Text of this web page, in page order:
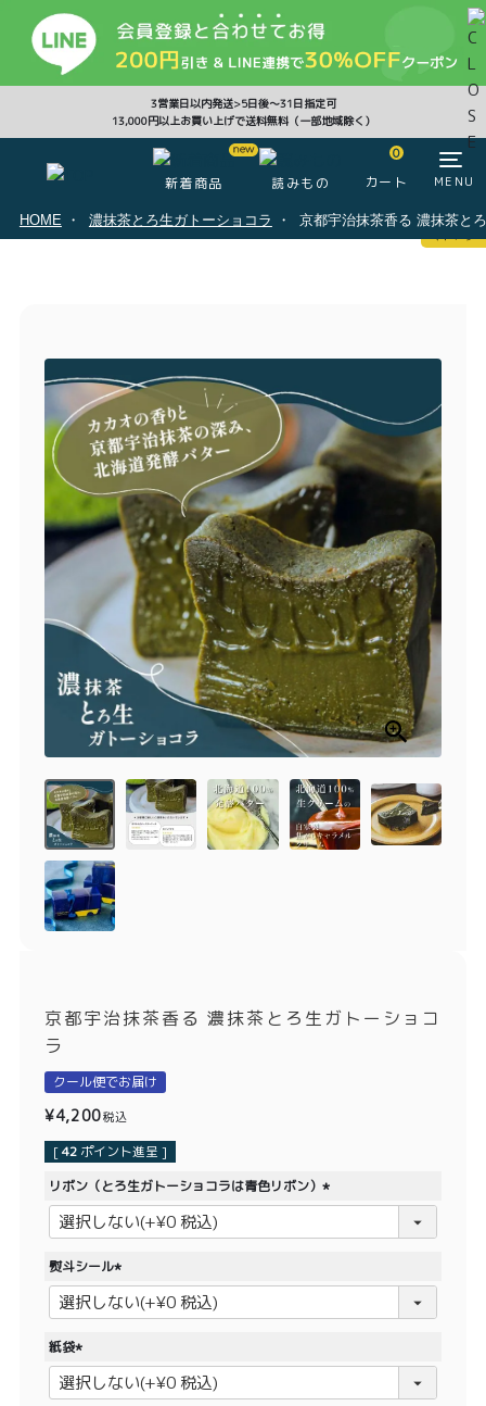
3営業日以内発送>5日後〜31日指定可
13,000円以上お買い上げで送料無料（一部地域除く）
新着商品 読みもの
0
カート MENU
CLOSE
0
商品一覧
とろ生ガトーショコラ
とろ生 まとめ買いお得
セット
お中元
紅茶toroaTea
メルマガ会員様限定
とろ生チーズケーキ
濃抹茶とろ生ガトーシ
ョコラ
とろ生シュー
クッキー缶
お誕生日セット
手さげ袋
季節限定
¥2,000〜¥3,999
〜¥1,999
¥4,000〜¥5,999
TOP
読みもの
会社概要
商品
メンバー特典
ご利用ガイド
HOME 濃抹茶とろ生ガトーショコラ 京都宇治抹茶香る 濃抹茶と
京都宇治抹茶香る 濃抹茶とろ生ガトーショコ
ラ
クール便でお届け
¥4,200税込
[42 ポイント進呈 ]
リボン（とろ生ガトーショコラは青色リボン）
必
熨斗シール
(
必
紙袋
(
必